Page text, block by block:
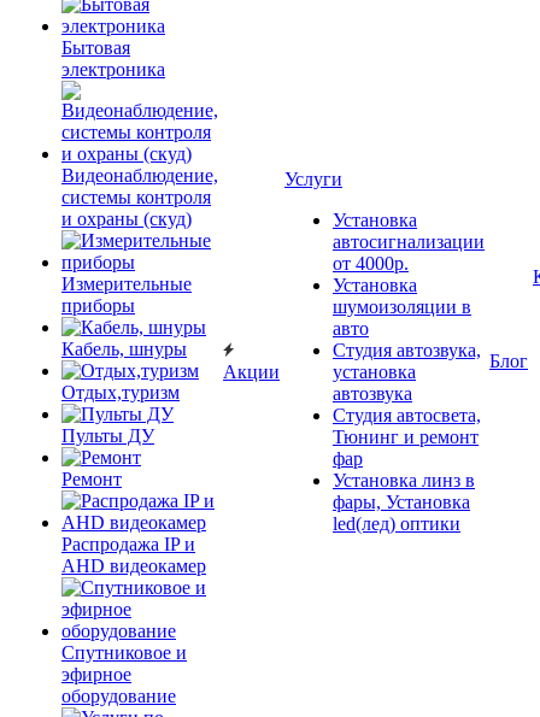
Бытовая
электроника
Видеонаблюдение,
системы контроля
и охраны (скуд)
Измерительные
приборы
Кабель, шнуры
Отдых,туризм
Пульты ДУ
Ремонт
Распродажа IP и
AHD видеокамер
Спутниковое и
эфирное
оборудование
Акции
Услуги
Установка
автосигнализации
от 4000р.
Установка
шумоизоляции в
авто
Студия автозвука,
установка
автозвука
Студия автосвета,
Тюнинг и ремонт
фар
Установка линз в
фары, Установка
led(лед) оптики
Блог